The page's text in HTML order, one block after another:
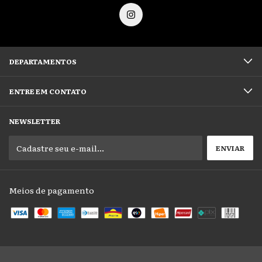
DEPARTAMENTOS
ENTRE EM CONTATO
NEWSLETTER
Meios de pagamento